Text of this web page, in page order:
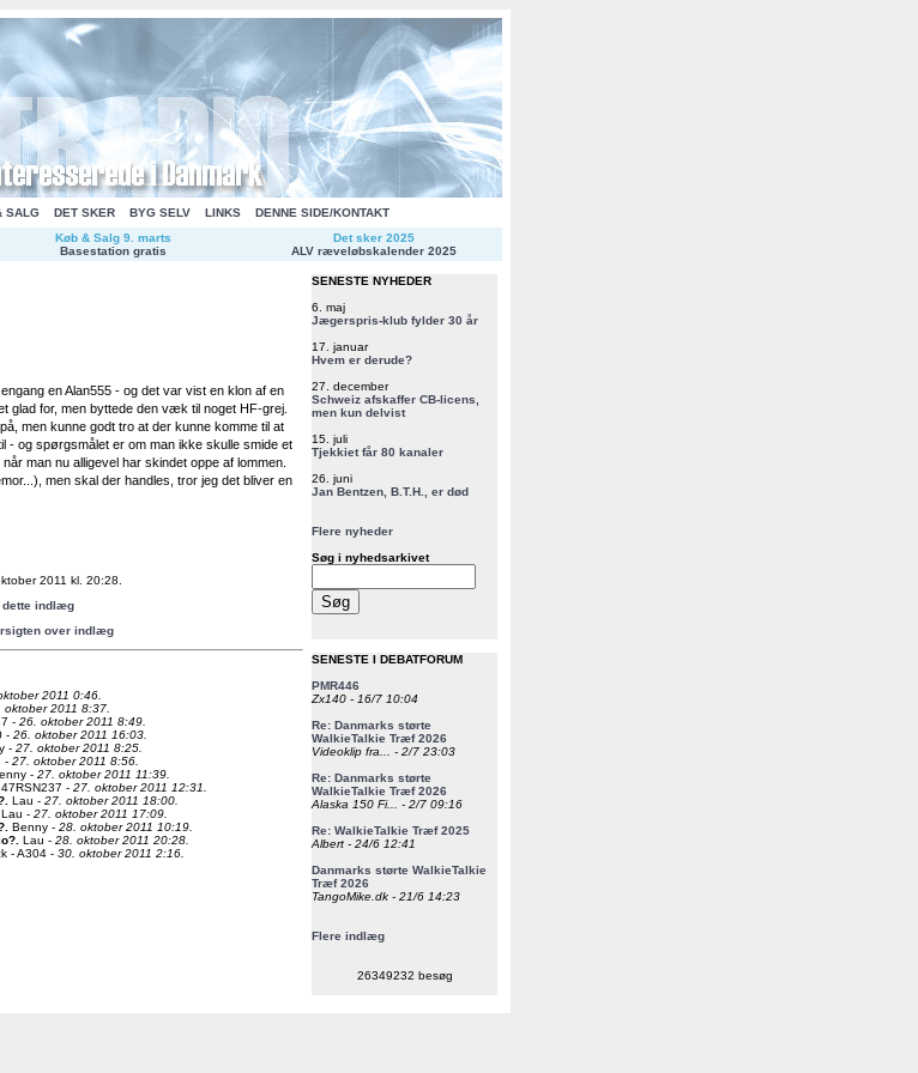
SALG DET SKER BYG SELV LINKS
DENNE SIDE/KONTAKT
Køb & Salg 9. marts
Basestation gratis
Det sker 2025
ALV ræveløbskalender 2025
en Alan555 - og det var vist en klon af en
glad for, men byttede den væk til noget HF-grej.
men kunne godt tro at der kunne komme til at
- og spørgsmålet er om man ikke skulle smide et
man nu alligevel har skindet oppe af lommen.
men skal der handles, tror jeg det bliver en
2011 kl. 20:28.
dette indlæg
over indlæg
2011 0:46.
oktober 2011 8:37.
- 26. oktober 2011 8:49.
- 26. oktober 2011 16:03.
- 27. oktober 2011 8:25.
- 27. oktober 2011 8:56.
- 27. oktober 2011 11:39.
47RSN237 - 27. oktober 2011 12:31.
Lau - 27. oktober 2011 18:00.
Lau - 27. oktober 2011 17:09.
Benny - 28. oktober 2011 10:19.
Lau - 28. oktober 2011 20:28.
- A304 - 30. oktober 2011 2:16.
SENESTE NYHEDER
6. maj
Jægerspris-klub fylder 30 år
17. januar
Hvem er derude?
27. december
Schweiz afskaffer CB-licens,
men kun delvist
15. juli
Tjekkiet får 80 kanaler
26. juni
Jan Bentzen, B.T.H., er død
Flere nyheder
Søg i nyhedsarkivet
SENESTE I DEBATFORUM
PMR446
Zx140 - 16/7 10:04
Re: Danmarks størte
WalkieTalkie Træf 2026
Videoklip fra... - 2/7 23:03
Re: Danmarks størte
WalkieTalkie Træf 2026
Alaska 150 Fi... - 2/7 09:16
Re: WalkieTalkie Træf 2025
Albert - 24/6 12:41
Danmarks størte WalkieTalkie
Træf 2026
TangoMike.dk - 21/6 14:23
Flere indlæg
26349232 besøg